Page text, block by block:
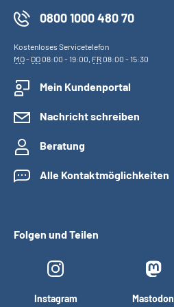
0800 1000 480 70
Kostenloses Servicetelefon
MO- DO08:00 - 19:00, FR08:00 - 15:30
Mein Kundenportal
Nachricht schreiben
Beratung
Alle Kontaktmöglichkeiten
Folgen und Teilen
Instagram Mastodon